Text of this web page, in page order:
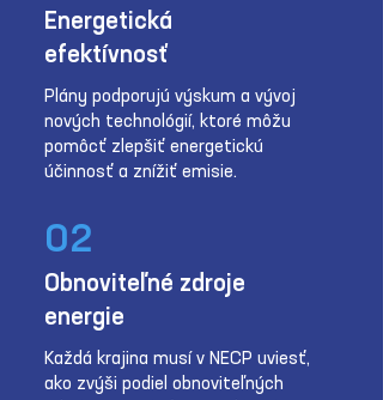
Energetická
efektívnosť
Plány podporujú výskum a vývoj
nových technológií, ktoré môžu
pomôcť zlepšiť energetickú
účinnosť a znížiť emisie.
02
Obnoviteľné zdroje
energie
Každá krajina musí v NECP uviesť,
ako zvýši podiel obnoviteľných